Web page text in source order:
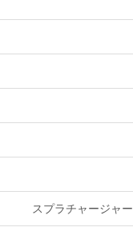
スプラチャージャー